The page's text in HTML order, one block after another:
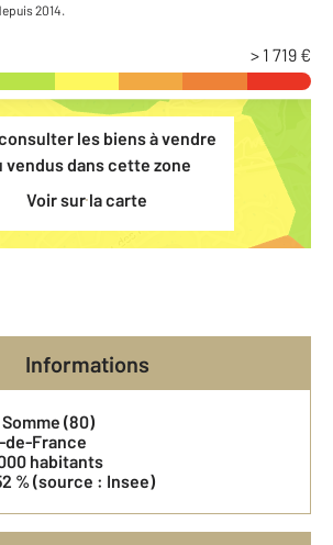
2014.
> 1 719 €
les biens à vendre
vendus dans cette zone
Voir sur la carte
Informations
Somme (80)
de-France
habitants
%(source : Insee)